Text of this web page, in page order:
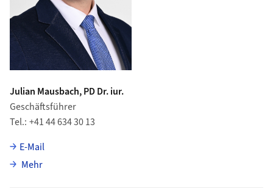
Julian Mausbach, PD Dr. iur.
Geschäftsführer
Tel. +41 44 634 30 13
E-Mail
Mehrüber Julian Mausbach